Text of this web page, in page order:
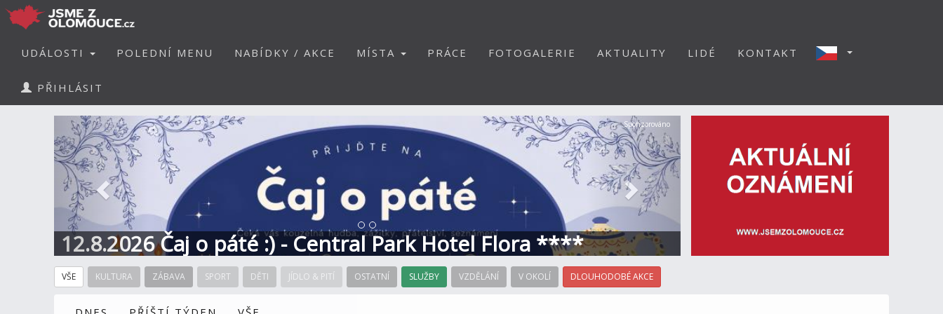
UDÁLOSTI POLEDNÍ MENU NABÍDKY / AKCE MÍSTA PRÁCE FOTOGALERIE AKTUALITY LIDÉ KONTAKT
PŘIHLÁSIT
12.8.2026 Čaj o páté :) - Central Park Hotel Flora ****
Předchozí Další
Sponzorováno
VŠE KULTURA ZÁBAVA SPORT DĚTI JÍDLO & PITÍ OSTATNÍ SLUŽBY VZDĚLÁNÍ V OKOLÍ DLOUHODOBÉ AKCE